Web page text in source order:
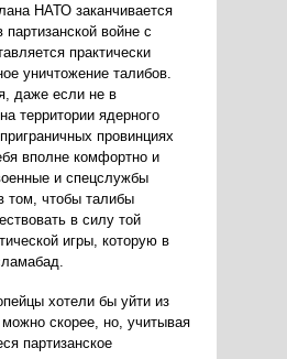
НАТО заканчивается
войне с
практически
уничтожение талибов.
даже если не в
территории ядерного
провинциях
вполне комфортно и
и спецслужбы
том, чтобы талибы
в силу той
игры, которую в
хотели бы уйти из
скорее, но, учитывая
партизанское